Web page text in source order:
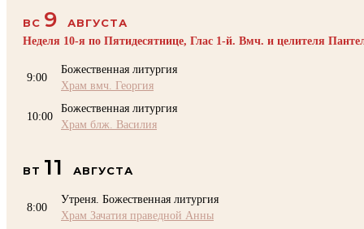
ВС 9
АВГУСТА
Неделя 10-я по Пятидесятнице, Глас 1-й. Вмч. и целителя
9:00
Божественная литургия
Храм вмч. Георгия
10:00
Божественная литургия
Храм блж. Василия
ВТ 11 АВГУСТА
8:00
Утреня. Божественная литургия
Храм Зачатия праведной Анны